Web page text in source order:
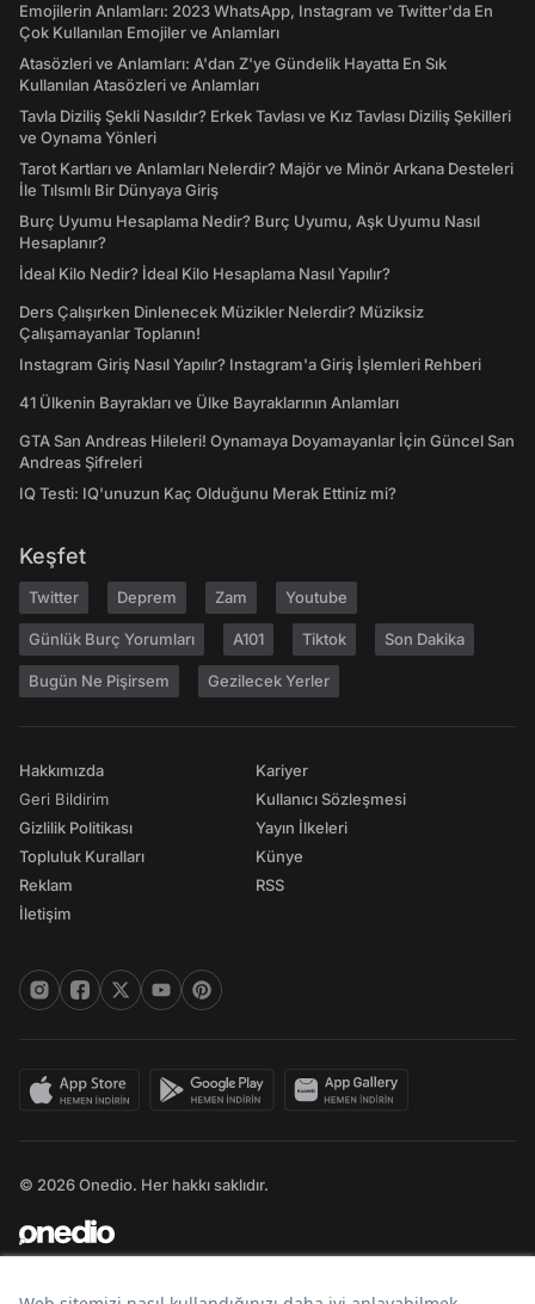
Emojilerin Anlamları: 2023 WhatsApp, Instagram ve Twitter'da En
Çok Kullanılan Emojiler ve Anlamları
Atasözleri ve Anlamları: A'dan Z'ye Gündelik Hayatta En Sık
Kullanılan Atasözleri ve Anlamları
Tavla Diziliş Şekli Nasıldır? Erkek Tavlası ve Kız Tavlası Diziliş Şekilleri
ve Oynama Yönleri
Tarot Kartları ve Anlamları Nelerdir? Majör ve Minör Arkana Desteleri
İle Tılsımlı Bir Dünyaya Giriş
Burç Uyumu Hesaplama Nedir? Burç Uyumu, Aşk Uyumu Nasıl
Hesaplanır?
İdeal Kilo Nedir? İdeal Kilo Hesaplama Nasıl Yapılır?
Ders Çalışırken Dinlenecek Müzikler Nelerdir? Müziksiz
Çalışamayanlar Toplanın!
Instagram Giriş Nasıl Yapılır? Instagram'a Giriş İşlemleri Rehberi
41 Ülkenin Bayrakları ve Ülke Bayraklarının Anlamları
GTA San Andreas Hileleri! Oynamaya Doyamayanlar İçin Güncel San
Andreas Şifreleri
IQ Testi: IQ'unuzun Kaç Olduğunu Merak Ettiniz mi?
Keşfet
Twitter Deprem Zam Youtube
Günlük Burç Yorumları A101 Tiktok Son Dakika
Bugün Ne Pişirsem Gezilecek Yerler
Hakkımızda
Geri Bildirim
Gizlilik Politikası
Topluluk Kuralları
Reklam
İletişim
Kariyer
Kullanıcı Sözleşmesi
Yayın İlkeleri
Künye
RSS
© 2026 Onedio. Her hakkı saklıdır.